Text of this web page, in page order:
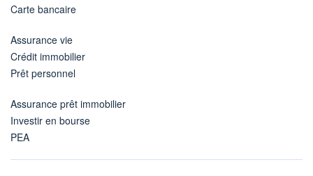
Carte bancaire
Assurance vie
Crédit immobilier
Prêt personnel
Assurance prêt immobilier
Investir en bourse
PEA